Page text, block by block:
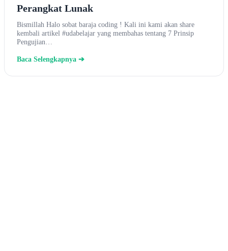
Perangkat Lunak
Bismillah Halo sobat baraja coding ! Kali ini kami akan share
kembali artikel #udabelajar yang membahas tentang 7 Prinsip
Pengujian…
Baca Selengkapnya ➔